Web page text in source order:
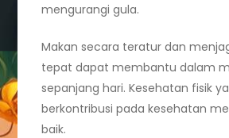
mengurangi gula.
Makan secara teratur dan
tepat dapat membantu dalam
sepanjang hari. Kesehatan fisik
berkontribusi pada kesehatan
baik.